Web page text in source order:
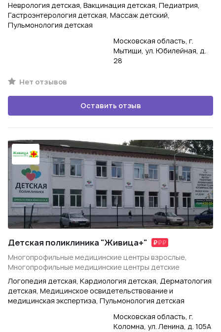
Неврология детская, Вакцинация детская, Педиатрия,
Гастроэнтерология детская, Массаж детский,
Пульмонология детская
Московская область, г.
Мытищи, ул. Юбилейная, д.
28
Нет отзывов
Оставить отзыв
Детская поликлиника "Живица+"
Многопрофильные медицинские центры взрослые,
Многопрофильные медицинские центры детские
Логопедия детская, Кардиология детская, Дерматология
детская, Медицинское освидетельствование и
медицинская экспертиза, Пульмонология детская
Московская область, г.
Коломна, ул. Ленина, д. 105А